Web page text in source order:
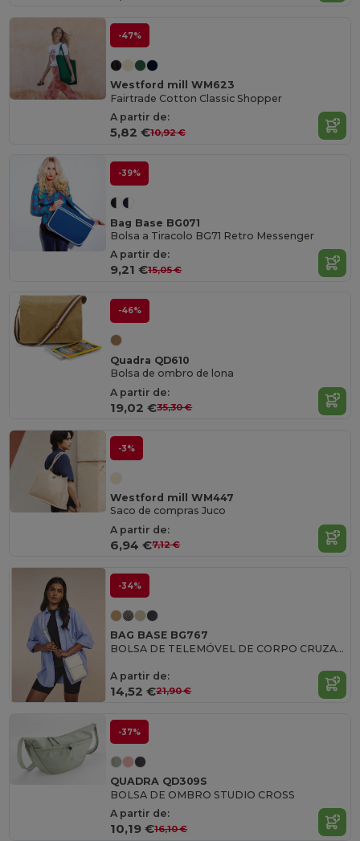
-47%
Westford mill WM623
Fairtrade Cotton Classic Shopper
A partir de:
5,82 €10,92 €
-39%
Bag Base BG071
Bolsa a Tiracolo BG71 Retro Messenger
A partir de:
9,21 €15,05 €
-46%
Quadra QD610
Bolsa de ombro de lona
A partir de:
19,02 €35,30 €
-3%
Westford mill WM447
Saco de compras Juco
A partir de:
6,94 €7,12 €
-34%
BAG BASE BG767
BOLSA DE TELEMÓVEL DE CORPO CRUZADO BOUTIQUE
A partir de:
14,52 €21,90 €
-37%
QUADRA QD309S
BOLSA DE OMBRO STUDIO CROSS
A partir de:
10,19 €16,10 €